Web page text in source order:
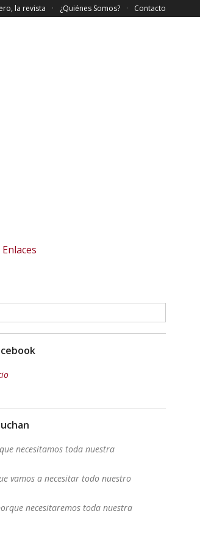
la revista ¿Quiénes Somos? Contacto
Enlaces
necesitamos toda nuestra
vamos a necesitar todo nuestro
necesitaremos toda nuestra